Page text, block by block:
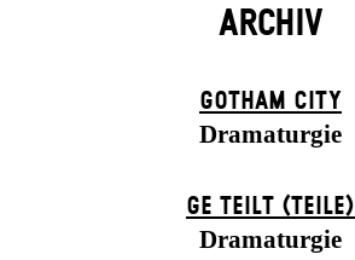
ARCHIV
GOTHAM CITY
Dramaturgie
GE TEILT (TEILE)
Dramaturgie